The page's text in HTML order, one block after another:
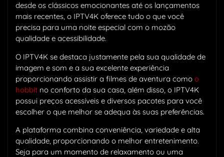
desde os clássicos emocionantes até os lançamentos
mais recentes, o IPTV4K oferece tudo o que você
precisa para uma noite especial com o mozão
qualidade e acessibilidade.
O IPTV4K se destaca justamente pela sua qualidade de
imagem e som e a sua excelente experiência
proporcionando assistir a filmes de aventura como o
hobbit no conforto da sua casa, além disso, o IPTV4K
possui preços acessíveis e diversos pacotes para você
escolher o que melhor se adequa às suas preferências.
A plataforma combina conveniência, variedade e alta
qualidade, proporcionando o melhor entretenimento.
Seja para um momento de relaxamento ou uma